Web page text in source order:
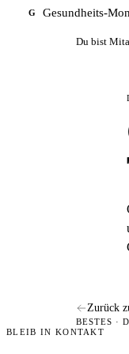
G Gesundheits-
Du bist
Zurück
BESTES ·
BLEIB IN KONTAKT